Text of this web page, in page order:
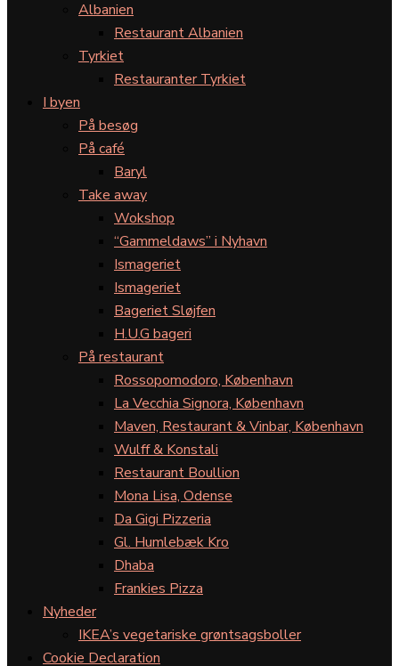
Albanien
Restaurant Albanien
Tyrkiet
Restauranter Tyrkiet
I byen
På besøg
På café
Baryl
Take away
Wokshop
“Gammeldaws” i Nyhavn
Ismageriet
Ismageriet
Bageriet Sløjfen
H.U.G bageri
På restaurant
Rossopomodoro, København
La Vecchia Signora, København
Maven, Restaurant & Vinbar, København
Wulff & Konstali
Restaurant Boullion
Mona Lisa, Odense
Da Gigi Pizzeria
Gl. Humlebæk Kro
Dhaba
Frankies Pizza
Nyheder
IKEA’s vegetariske grøntsagsboller
Cookie Declaration